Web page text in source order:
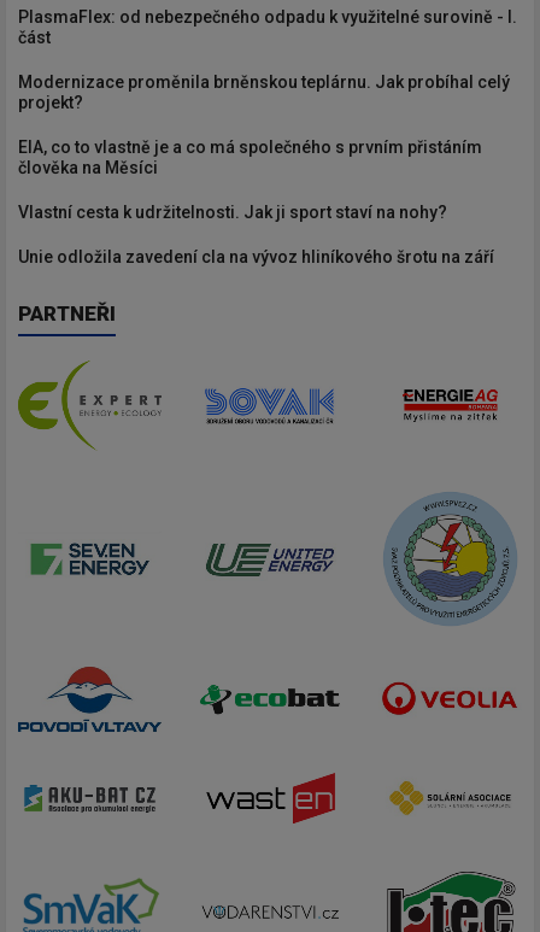
PlasmaFlex: od nebezpečného odpadu k využitelné surovině - I.
část
Modernizace proměnila brněnskou teplárnu. Jak probíhal celý
projekt?
EIA, co to vlastně je a co má společného s prvním přistáním
člověka na Měsíci
Vlastní cesta k udržitelnosti. Jak ji sport staví na nohy?
Unie odložila zavedení cla na vývoz hliníkového šrotu na září
PARTNEŘI